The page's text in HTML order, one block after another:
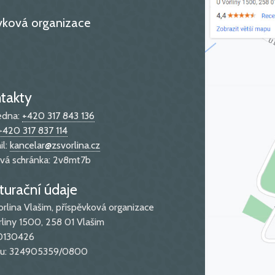
organizace
+420 317 843 136
317 837 114
kancelar@zsvorlina.cz
schránka: 2v8mt7b
údaje
Vlašim, příspěvková organizace
1500, 258 01 Vlašim
324905359/0800